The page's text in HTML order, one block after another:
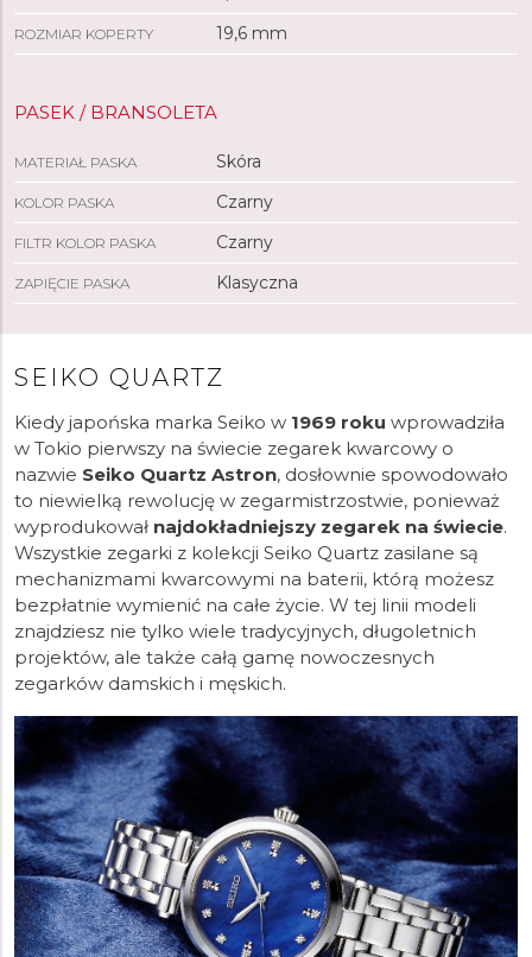
ROZMIAR KOPERTY 19,6 mm
PASEK / BRANSOLETA
MATERIAŁ PASKA Skóra
KOLOR PASKA Czarny
FILTR KOLOR PASKA Czarny
ZAPIĘCIE PASKA Klasyczna
SEIKO QUARTZ
Kiedy japońska marka Seiko w 1969 roku wprowadziła
w Tokio pierwszy na świecie zegarek kwarcowy o
nazwie Seiko Quartz Astron, dosłownie spowodowało
to niewielką rewolucję w zegarmistrzostwie, ponieważ
wyprodukował najdokładniejszy zegarek na świecie.
Wszystkie zegarki z kolekcji Seiko Quartz zasilane są
mechanizmami kwarcowymi na baterii, którą możesz
bezpłatnie wymienić na całe życie. W tej linii modeli
znajdziesz nie tylko wiele tradycyjnych, długoletnich
projektów, ale także całą gamę nowoczesnych
zegarków damskich i męskich.